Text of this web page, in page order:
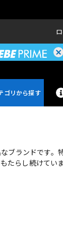
ン
ブランドです。
たらし続けていま